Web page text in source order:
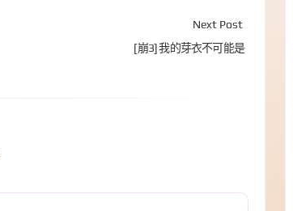
Next Post
[崩3] 我的芽衣不可能是